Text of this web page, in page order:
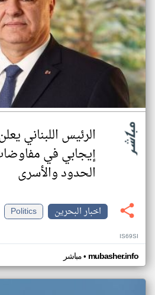
الرئيس اللبناني
إيجابي في
الحدود والأسرى
اخبار البحرين
Politics
IS69SI
مباشر• mubasher.info